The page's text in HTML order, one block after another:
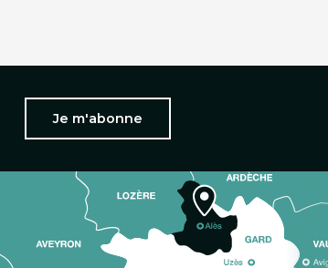
Je m'abonne